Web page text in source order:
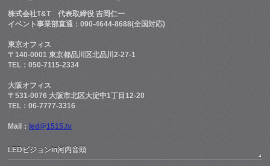
株式会社T&T 代表取締役 吉岡仁一
イベント事業部直通：090-4644-8688(全国対応)
東京オフィス
〒140-0001 東京都品川区北品川2-27-1
TEL：050-7115-2334
大阪オフィス
〒531-0076 大阪市北区大淀中1丁目12-20
TEL：06-7777-3316
Mail： led@1515.tv
LEDビジョンin河内音頭